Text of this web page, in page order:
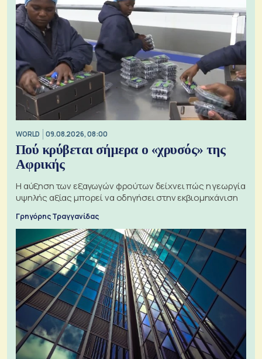
WORLD 09.08.2026, 08:00
Πού κρύβεται σήμερα ο «χρυσός» της
Αφρικής
Η αύξηση των εξαγωγών φρούτων δείχνει πώς η γεωργία
υψηλής αξίας μπορεί να οδηγήσει στην εκβιομηχάνιση
Γρηγόρης Τραγγανίδας